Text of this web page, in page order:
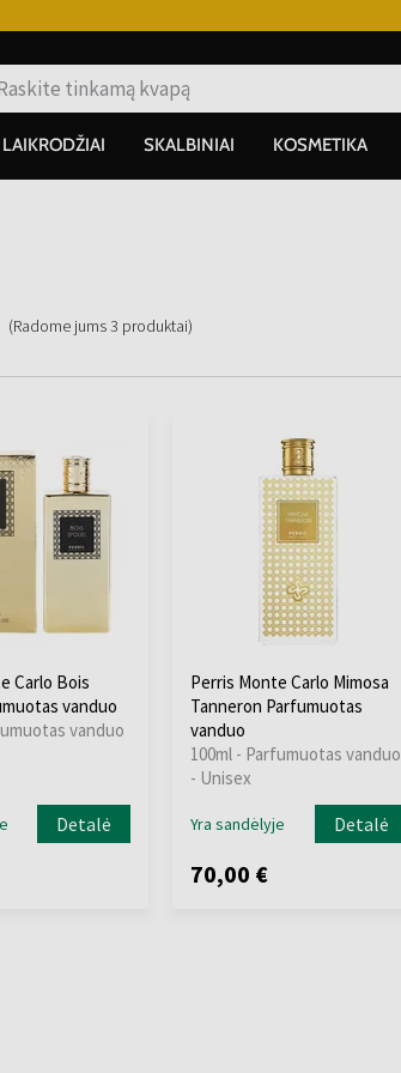
LAIKRODŽIAI SKALBINIAI KOSMETIKA
(Radome jums3 produktai)
Carlo Bois
vanduo
vanduo
Detalė
Perris Monte Carlo Mimosa
Tanneron Parfumuotas
vanduo
100ml - Parfumuotas vanduo
- Unisex
Yra sandėlyje Detalė
70,00 €